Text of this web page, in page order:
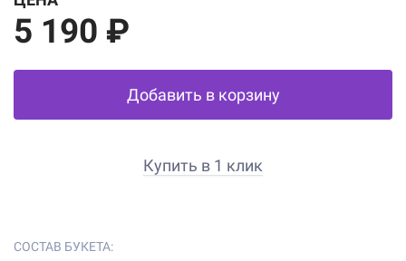
5 190 ₽
Добавить в корзину
Купить в 1 клик
СОСТАВ БУКЕТА: